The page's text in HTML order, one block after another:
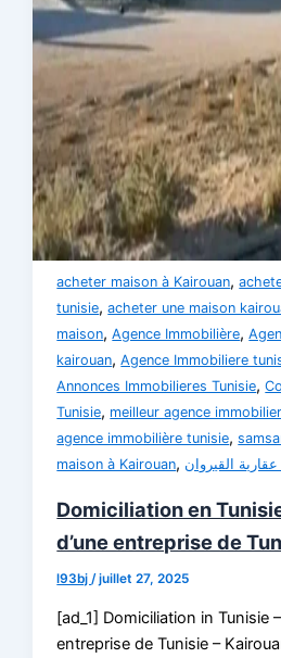
acheter maison à Kairouan,
tunisie,acheter une maison
maison,Agence Immobilière,
kairouan,Agence Immobiliere
Annonces Immobilieres Tunisie,
Tunisie, meilleur agence
agence immobilière tunisie,
maison à Kairouan, عقارية القيروان
Domiciliation en
d’une entreprise de
l93bj/juillet 27, 2025
[ad_1] Domiciliation in Tunisie
entreprise de Tunisie –